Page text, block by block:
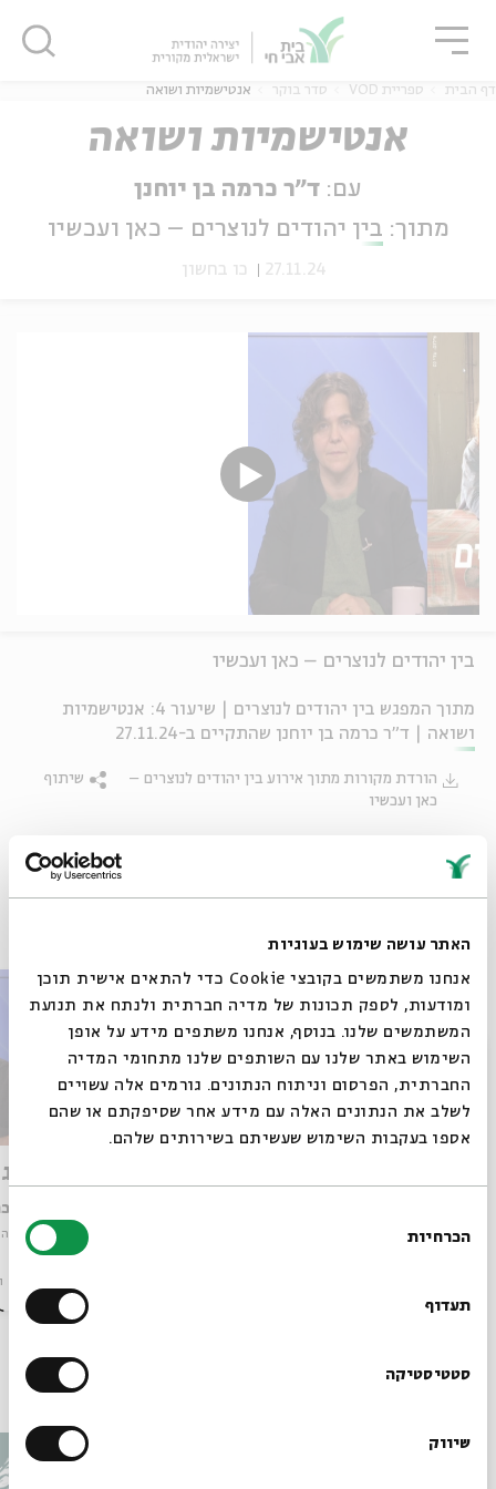
האתר עושה שימוש בעוגיות
אנחנו משתמשים בקובצי Cookie כדי להתאים אישית תוכן
ומודעות, לספק תכונות של מדיה חברתית ולנתח את תנועת
המשתמשים שלנו. בנוסף, אנחנו משתפים מידע על אופן
השימוש באתר שלנו עם השותפים שלנו מתחומי המדיה
החברתית, הפרסום וניתוח הנתונים. גורמים אלה עשויים
לשלב את הנתונים האלה עם מידע אחר שסיפקתם או שהם
אספו בעקבות השימוש שעשיתם בשירותים שלהם.
הסכמה
הכרחיות
תעדוף
סטטיסטיקה
שיווק
אנגלית
דף הבית ספריית VOD סדר בוקר אנטישמיות ושואה
אנטישמיות ושואה
עם: ד"ר כרמה בן יוחנן
מתוך: בין יהודים לנוצרים – כאן ועכשיו
27.11.24 כו בחשון
בין יהודים לנוצרים – כאן ועכשיו
מתוך המפגש בין יהודים לנוצרים | שיעור 4: אנטישמיות
ושואה | ד"ר כרמה בן יוחנן שהתקיים ב-27.11.24
הורדת מקורות מתוך אירוע בין יהודים לנוצרים –
כאן ועכשיו
שיתוף
מתוך: בין יהודים לנוצרים – כאן ועכשיו
ד"ר
מתוך: בין
סגור
סגור